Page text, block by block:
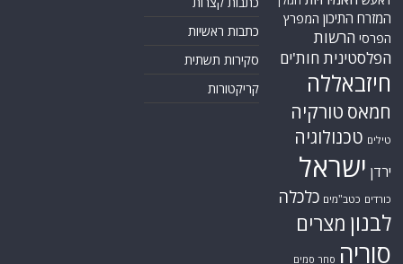
המזרח התיכון המפרץ
הפרסי הרשות
הפלסטינית חות'ים
חיזבאללה
חמאס טורקיה
טילים טכנולוגיה
ירדן ישראל
כורדים כטב"מים כלכלה
לבנון מצרים
סוריה סחר סמים
כתבות ראשיות
סקירות תשתית
קריקטורות